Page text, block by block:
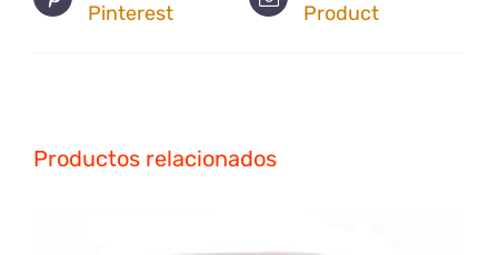
Pinterest
Product
Productos relacionados